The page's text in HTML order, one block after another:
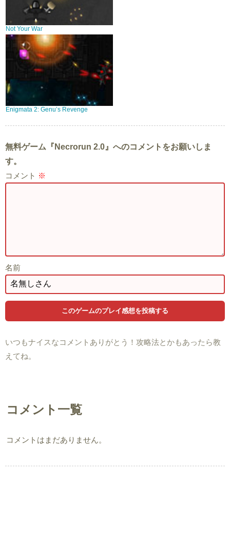
Not Your War
Enigmata 2: Genu’s Revenge
無料ゲーム『Necrorun 2.0』へのコメントをお願いしま
す。
コメント ※
名前
いつもナイスなコメントありがとう！攻略法とかもあったら教
えてね。
コメント一覧
コメントはまだありません。